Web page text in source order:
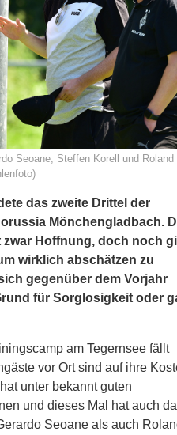
Seoane, Steffen Korell und Roland
das zweite Drittel der
Mönchengladbach.
zwar Hoffnung, doch noch
wirklich abschätzen zu
gegenüber dem Vorjahr
für Sorglosigkeit oder
am Tegernsee fällt
vor Ort sind auf ihre
unter bekannt guten
und dieses Mal hat auch
Seoane als auch